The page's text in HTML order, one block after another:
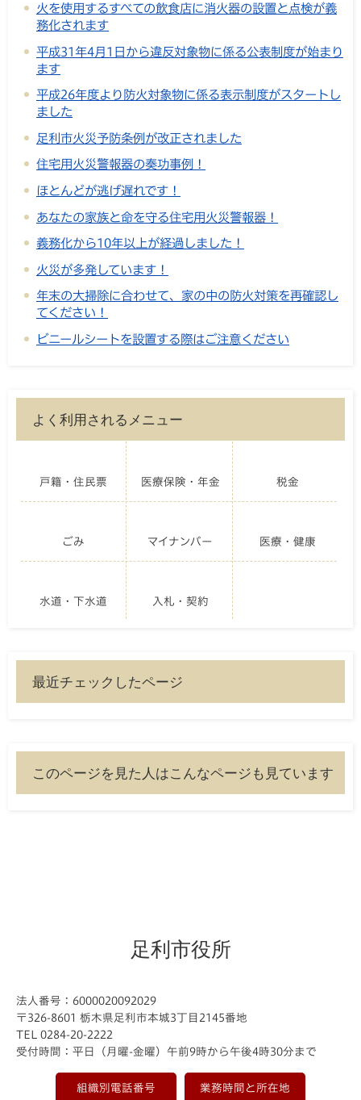
火を使用するすべての飲食店に消火器の設置と点検が義
務化されます
平成31年4月1日から違反対象物に係る公表制度が始まり
ます
平成26年度より防火対象物に係る表示制度がスタートし
ました
足利市火災予防条例が改正されました
住宅用火災警報器の奏功事例！
ほとんどが逃げ遅れです！
あなたの家族と命を守る住宅用火災警報器！
義務化から10年以上が経過しました！
火災が多発しています！
年末の大掃除に合わせて、家の中の防火対策を再確認し
てください！
ビニールシートを設置する際はご注意ください
よく利用されるメニュー
戸籍・住民票 医療保険・年金 税金
ごみ マイナンバー 医療・健康
水道・下水道 入札・契約
最近チェックしたページ
このページを見た人はこんなページも見ています
足利市役所
法人番号：6000020092029
〒326-8601 栃木県足利市本城3丁目2145番地
TEL 0284-20-2222
受付時間：平日（月曜-金曜）午前9時から午後4時30分まで
組織別電話番号 業務時間と所在地